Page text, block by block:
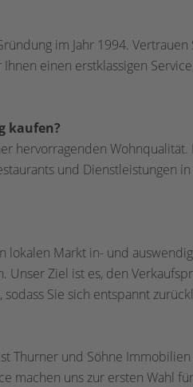
im Jahr 1994.
einen erstklassigen
kaufen?
Wohnqualität.
und Dienstleistungen
Markt in- und
Ziel ist es, den
Sie sich entspannt
Thurner und Söhne
machen uns zur ersten Wahl